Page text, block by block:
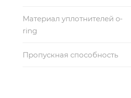
Материал уплотнителей o-
ring
Пропускная способность